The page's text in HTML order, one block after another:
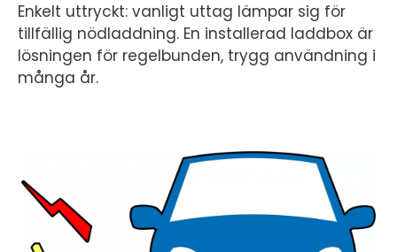
Enkelt uttryckt: vanligt uttag lämpar sig för
tillfällig nödladdning. En installerad laddbox är
lösningen för regelbunden, trygg användning i
många år.